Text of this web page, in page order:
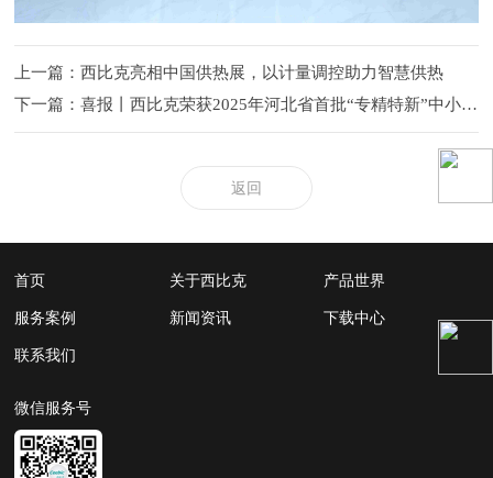
上一篇：西比克亮相中国供热展，以计量调控助力智慧供热
下一篇：喜报丨西比克荣获2025年河北省首批“专精特新”中小企业称号
返回
首页 关于西比克 产品世界
服务案例 新闻资讯 下载中心
联系我们
微信服务号